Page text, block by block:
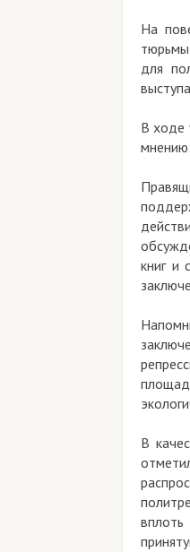
На
тюрьмы
для
В ходе
мнению:
книг и
В